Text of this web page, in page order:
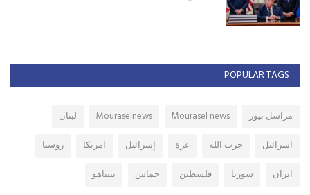
POPULAR TAGS
مراسل نيوز Mourasel news
Mouraselnews
لبنان
اسرائيل
حزب الله غزة إسرائيل امريكا
روسيا
ايران
سوريا فلسطين حماس نتنياهو